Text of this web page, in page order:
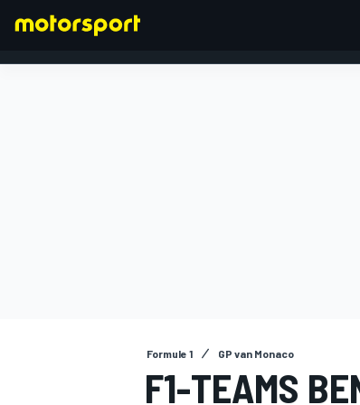
Formule 1 GP van Monaco
F1-TEAMS